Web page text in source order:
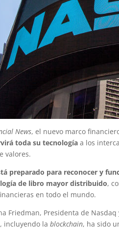
News, el nuevo marco
toda su tecnología a los
valores.
preparado para reconocer y
de libro mayor distribuido,
en todo el mundo.
Friedman, Presidenta de
incluyendo lablockchain, ha sido